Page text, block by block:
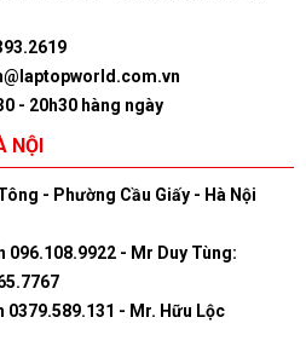
- 20h30 hàng ngày
NỘI
- Phường Cầu Giấy - Hà Nội
096.108.9922 - Mr Duy Tùng:
0379.589.131 - Mr. Hữu Lộc